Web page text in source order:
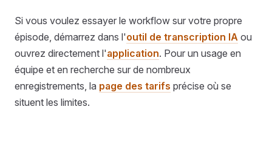
Si vous voulez essayer le workflow sur votre propre
épisode, démarrez dans l'outil de transcription IA ou
ouvrez directement l'application. Pour un usage en
équipe et en recherche sur de nombreux
enregistrements, la page des tarifs précise où se
situent les limites.